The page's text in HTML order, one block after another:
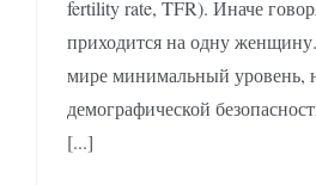
fertility rate, TFR). Иначе
приходится на одну
мире минимальный уровень,
демографической
[...]